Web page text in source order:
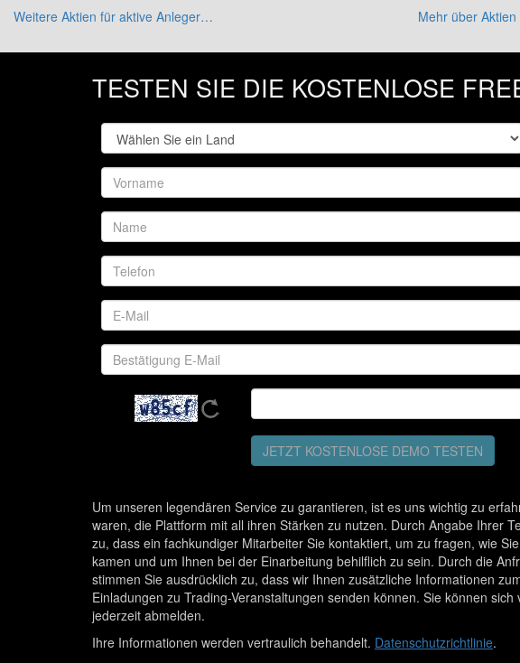
Weitere Aktien für aktive Anleger…
Mehr über
TESTEN SIE DIE KOSTENLOSE
JETZT KOSTENLOSE DEMO TESTEN
Um unseren legendären Service zu garantieren, ist es uns wichtig zu
waren, die Plattform mit all ihren Stärken zu nutzen. Durch Angabe Ihrer
zu, dass ein fachkundiger Mitarbeiter Sie kontaktiert, um zu fragen, wie
kamen und um Ihnen bei der Einarbeitung behilflich zu sein. Durch die
stimmen Sie ausdrücklich zu, dass wir Ihnen zusätzliche Informationen
Einladungen zu Trading-Veranstaltungen senden können. Sie können
jederzeit abmelden.
Ihre Informationen werden vertraulich behandelt. Datenschutzrichtlinie.